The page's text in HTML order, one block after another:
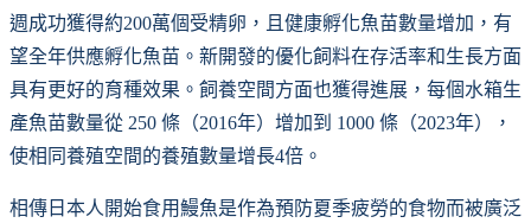
週成功獲得約200萬個受精卵，且健康孵化魚苗數量增加，有
望全年供應孵化魚苗。新開發的優化飼料在存活率和生長方面
具有更好的育種效果。飼養空間方面也獲得進展，每個水箱生
產魚苗數量從 250 條（2016年）增加到 1000 條（2023年），
使相同養殖空間的養殖數量增長4倍。
相傳日本人開始食用鰻魚是作為預防夏季疲勞的食物而被廣泛